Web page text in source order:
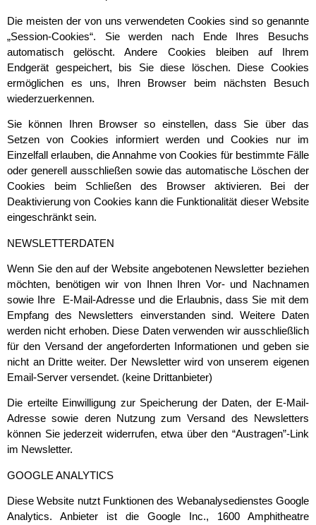
Die meisten der von uns verwendeten Cookies sind so genannte
„Session-Cookies“. Sie werden nach Ende Ihres Besuchs
automatisch gelöscht. Andere Cookies bleiben auf Ihrem
Endgerät gespeichert, bis Sie diese löschen. Diese Cookies
ermöglichen es uns, Ihren Browser beim nächsten Besuch
wiederzuerkennen.
Sie können Ihren Browser so einstellen, dass Sie über das
Setzen von Cookies informiert werden und Cookies nur im
Einzelfall erlauben, die Annahme von Cookies für bestimmte Fälle
oder generell ausschließen sowie das automatische Löschen der
Cookies beim Schließen des Browser aktivieren. Bei der
Deaktivierung von Cookies kann die Funktionalität dieser Website
eingeschränkt sein.
NEWSLETTERDATEN
Wenn Sie den auf der Website angebotenen Newsletter beziehen
möchten, benötigen wir von Ihnen Ihren Vor- und Nachnamen
sowie Ihre E-Mail-Adresse und die Erlaubnis, dass Sie mit dem
Empfang des Newsletters einverstanden sind. Weitere Daten
werden nicht erhoben. Diese Daten verwenden wir ausschließlich
für den Versand der angeforderten Informationen und geben sie
nicht an Dritte weiter. Der Newsletter wird von unserem eigenen
Email-Server versendet. (keine Drittanbieter)
Die erteilte Einwilligung zur Speicherung der Daten, der E-Mail-
Adresse sowie deren Nutzung zum Versand des Newsletters
können Sie jederzeit widerrufen, etwa über den “Austragen”-Link
im Newsletter.
GOOGLE ANALYTICS
Diese Website nutzt Funktionen des Webanalysedienstes Google
Analytics. Anbieter ist die Google Inc., 1600 Amphitheatre